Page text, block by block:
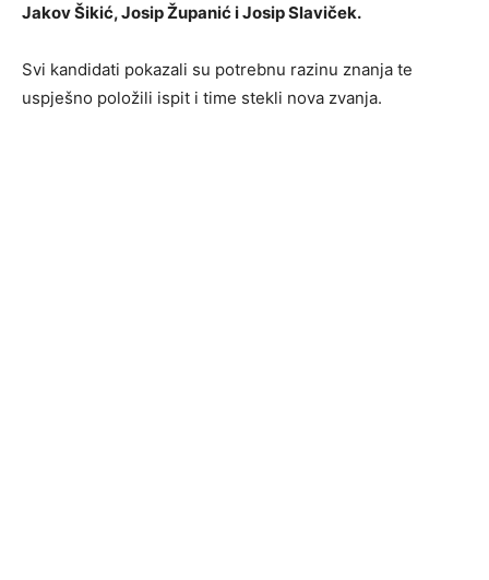
Jakov Šikić, Josip Županić i Josip Slaviček.
Svi kandidati pokazali su potrebnu razinu znanja te
uspješno položili ispit i time stekli nova zvanja.